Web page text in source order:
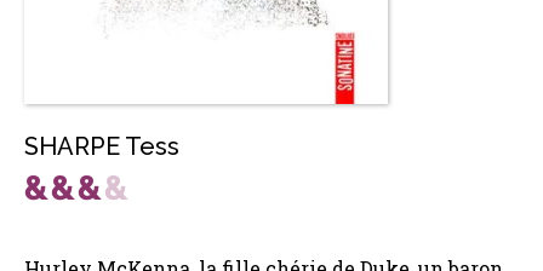
SHARPE Tess